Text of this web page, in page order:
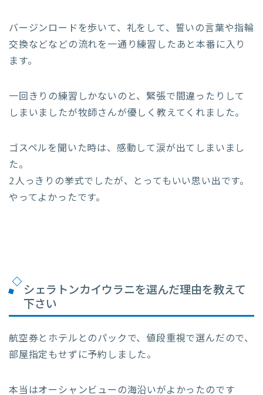
バージンロードを歩いて、礼をして、誓いの言葉や指輪
交換などなどの流れを一通り練習したあと本番に入り
ます。
一回きりの練習しかないのと、緊張で間違ったりして
しまいましたが牧師さんが優しく教えてくれました。
ゴスペルを聞いた時は、感動して涙が出てしまいまし
た。
2人っきりの挙式でしたが、とってもいい思い出です。
やってよかったです。
シェラトンカイウラニを選んだ理由を教えて
下さい
航空券とホテルとのパックで、値段重視で選んだので、
部屋指定もせずに予約しました。
本当はオーシャンビューの海沿いがよかったのです